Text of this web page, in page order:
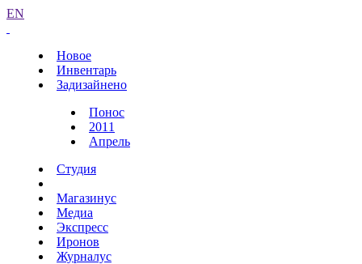
EN
Новое
Инвентарь
Задизайнено
Понос
2011
Апрель
Студия
Магазинус
Медиа
Экспресс
Иронов
Журналус